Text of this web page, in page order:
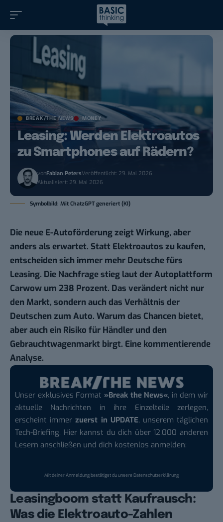
BREAK/THE NEWS MONEY
Leasing: Werden Elektroautos
zu Smartphones auf Rädern?
vonFabian PetersVeröffentlicht: 29. Mai 2026
Aktualisiert: 29. Mai 2026
Symbolbild: Mit ChatzGPT generiert (KI)
Die neue E-Autoförderung zeigt Wirkung, aber
anders als erwartet. Statt Elektroautos zu kaufen,
entscheiden sich immer mehr Deutsche fürs
Leasing. Die Nachfrage stieg laut der Autoplattform
Carwow um 238 Prozent. Das verändert nicht nur
den Markt, sondern auch das Verhältnis der
Deutschen zum Auto. Warum das Chancen bietet,
aber auch ein Risiko für Händler und den
Gebrauchtwagenmarkt birgt. Eine kommentierende
Analyse.
Unser exklusives Format »Break the News«, in dem wir
aktuelle Nachrichten in ihre Einzelteile zerlegen,
erscheint immerzuerst in UPDATE, unserem täglichen
Tech-Briefing. Hier kannst du dich über 12.000 anderen
Lesern anschließen und dich kostenlos anmelden:
Mit deiner Anmeldung bestätigst du unsereDatenschutzerklärung
Leasingboom statt Kaufrausch:
Was die Elektroauto-Zahlen